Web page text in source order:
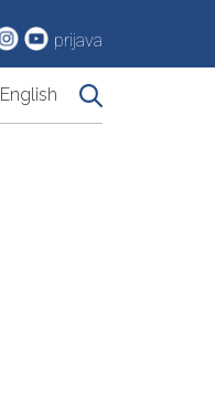
prijava
English